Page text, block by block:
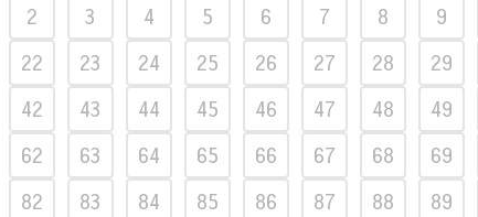
2 3 4 5 6 7 8 9
22 23 24 25 26 27 28 29
42 43 44 45 46 47 48 49
62 63 64 65 66 67 68 69
82 83 84 85 86 87 88 89